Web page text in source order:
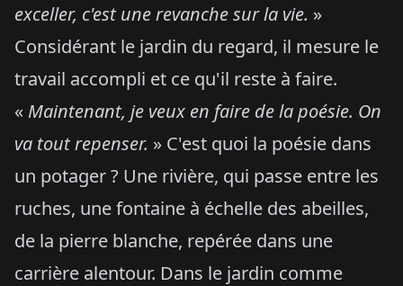
exceller, c'est une revanche sur la vie. »
Considérant le jardin du regard, il mesure le
travail accompli et ce qu'il reste à faire.
« Maintenant, je veux en faire de la poésie. On
va tout repenser. » C'est quoi la poésie dans
un potager ? Une rivière, qui passe entre les
ruches, une fontaine à échelle des abeilles,
de la pierre blanche, repérée dans une
carrière alentour. Dans le jardin comme